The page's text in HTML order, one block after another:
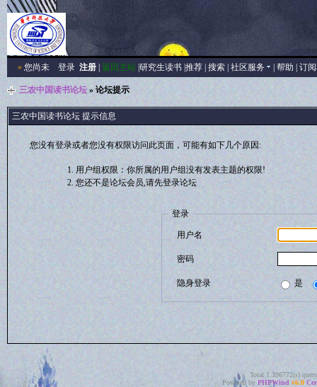
»您尚未 登录 注册| 返回主站| 研究生读书| 推荐| 搜索| 社区服务 帮助 订
三农中国读书论坛» 论坛提示
三农中国读书论坛 提示信息
您没有登录或者您没有权限访问此页面，可能有如下几个原因:
用户组权限：你所属的用户组没有发表主题的权限!
您还不是论坛会员,请先登录论坛
登录
用户名
密码
隐身登录 是
Total 1.396772(s)
Powered by PHPWind v6.0